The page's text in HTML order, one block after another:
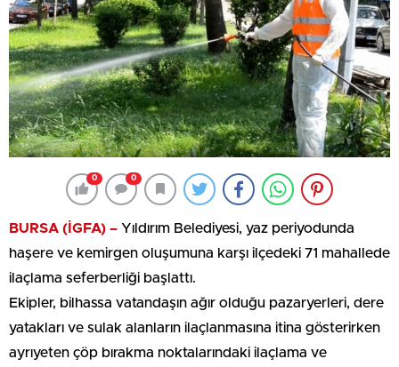
0 0
BURSA (İGFA) – Yıldırım Belediyesi, yaz periyodunda
haşere ve kemirgen oluşumuna karşı ilçedeki 71 mahallede
ilaçlama seferberliği başlattı.
Ekipler, bilhassa vatandaşın ağır olduğu pazaryerleri, dere
yatakları ve sulak alanların ilaçlanmasına itina gösterirken
ayrıyeten çöp bırakma noktalarındaki ilaçlama ve